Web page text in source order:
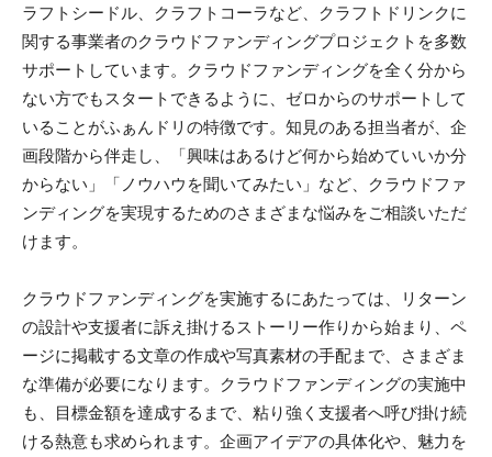
ラフトシードル、クラフトコーラなど、クラフトドリンクに
関する事業者のクラウドファンディングプロジェクトを多数
サポートしています。クラウドファンディングを全く分から
ない方でもスタートできるように、ゼロからのサポートして
いることがふぁんドリの特徴です。知見のある担当者が、企
画段階から伴走し、「興味はあるけど何から始めていいか分
からない」「ノウハウを聞いてみたい」など、クラウドファ
ンディングを実現するためのさまざまな悩みをご相談いただ
けます。
クラウドファンディングを実施するにあたっては、リターン
の設計や支援者に訴え掛けるストーリー作りから始まり、ペ
ージに掲載する文章の作成や写真素材の手配まで、さまざま
な準備が必要になります。クラウドファンディングの実施中
も、目標金額を達成するまで、粘り強く支援者へ呼び掛け続
ける熱意も求められます。企画アイデアの具体化や、魅力を